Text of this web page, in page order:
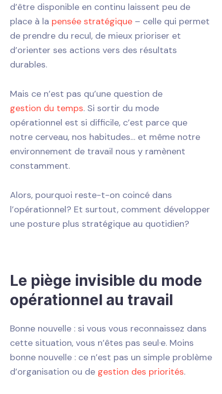
d’être disponible en continu laissent peu de
place à la pensée stratégique – celle qui permet
de prendre du recul, de mieux prioriser et
d’orienter ses actions vers des résultats
durables.
Mais ce n’est pas qu’une question de
gestion du temps. Si sortir du mode
opérationnel est si difficile, c’est parce que
notre cerveau, nos habitudes… et même notre
environnement de travail nous y ramènent
constamment.
Alors, pourquoi reste-t-on coincé dans
l’opérationnel? Et surtout, comment développer
une posture plus stratégique au quotidien?
Le piège invisible du mode
opérationnel au travail
Bonne nouvelle : si vous vous reconnaissez dans
cette situation, vous n’êtes pas seul·e. Moins
bonne nouvelle : ce n’est pas un simple problème
d’organisation ou de gestion des priorités.